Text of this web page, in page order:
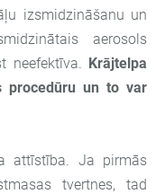
izsmidzināšanu un
aerosols
neefektīva. Krājtelpa
procedūru un to var
attīstība. Ja pirmās
tvertnes, tad